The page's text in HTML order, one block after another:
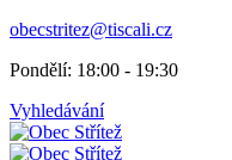
obecstritez@tiscali.cz
Pondělí: 18:00 - 19:30
Vyhledávání